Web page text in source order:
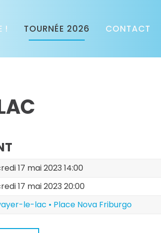
! TOURNÉE 2026 CONTACT
17 mai 2023 14:00
17 mai 2023 20:00
le-lac • Place Nova Friburgo